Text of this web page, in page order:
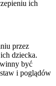
ich
przez
dziecka.
być
i poglądów